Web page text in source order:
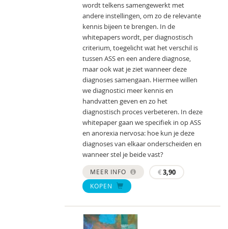
wordt telkens samengewerkt met
andere instellingen, om zo de relevante
kennis bijeen te brengen. In de
whitepapers wordt, per diagnostisch
criterium, toegelicht wat het verschil is
tussen ASS en een andere diagnose,
maar ook wat je ziet wanneer deze
diagnoses samengaan. Hiermee willen
we diagnostici meer kennis en
handvatten geven en zo het
diagnostisch proces verbeteren. In deze
whitepaper gaan we specifiek in op ASS
en anorexia nervosa: hoe kun je deze
diagnoses van elkaar onderscheiden en
wanneer stel je beide vast?
MEER INFO €3,90
KOPEN